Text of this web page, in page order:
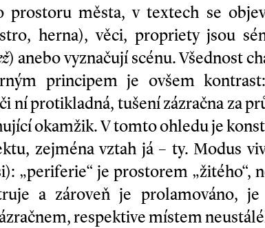
prostoru města, v textech se
herna), věci, propriety jsou
) anebo vyznačují scénu. Všednost
principem je ovšem
ní protikladná, tušení zázračna za
okamžik. V tomto ohledu je
zejména vztah já – ty. Modus
„periferie“ je prostorem „žitého“,
a zároveň je prolamováno,
respektive místem